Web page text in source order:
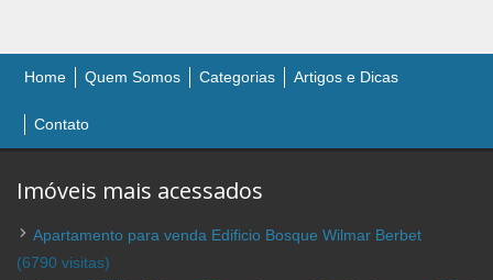
Home Quem Somos Categorias Artigos e Dicas
Contato
Imóveis mais acessados
Apartamento para venda Edificio Bosque Wilmar Berbet
(6790 visitas)